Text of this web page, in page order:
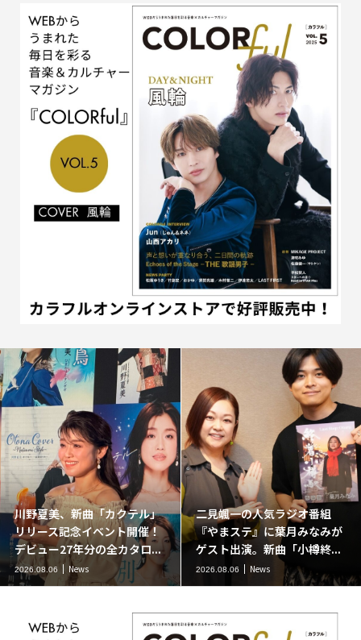
川野夏美、新曲「カクテル」
リリース記念イベント開催！
デビュー27年分の全カタロ...
2026.08.06 News
二見颯一の人気ラジオ番組
『やまステ』に葉月みなみが
ゲスト出演。新曲「小樽終...
2026.08.06 News